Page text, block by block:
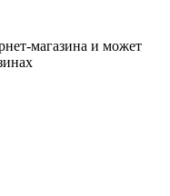
магазина и может